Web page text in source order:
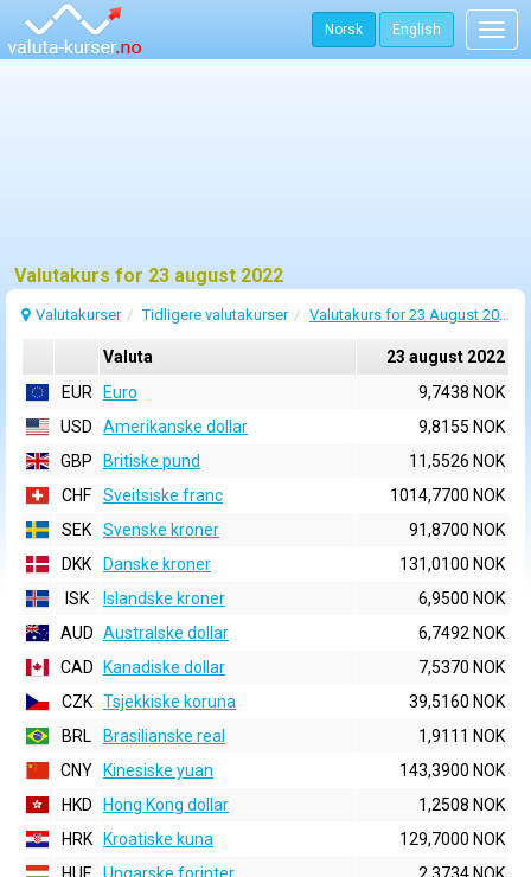
Norsk English
Valutakurs for 23 august 2022
Valutakurser Tidligere valutakurser Valutakurs for 23 August 2022
Valuta
23 august 2022
EUR
Euro
9,7438 NOK
USD
Amerikanske dollar
9,8155 NOK
GBP
Britiske pund
11,5526 NOK
CHF
Sveitsiske franc
1014,7700 NOK
SEK
Svenske kroner
91,8700 NOK
DKK
Danske kroner
131,0100 NOK
ISK
Islandske kroner
6,9500 NOK
AUD Australske dollar
6,7492 NOK
CAD
Kanadiske dollar
7,5370 NOK
CZK Tsjekkiske koruna
39,5160 NOK
BRL
Brasilianske real
1,9111 NOK
CNY
Kinesiske yuan
143,3900 NOK
HKD
Hong Kong dollar
1,2508 NOK
HRK
Kroatiske kuna
129,7000 NOK